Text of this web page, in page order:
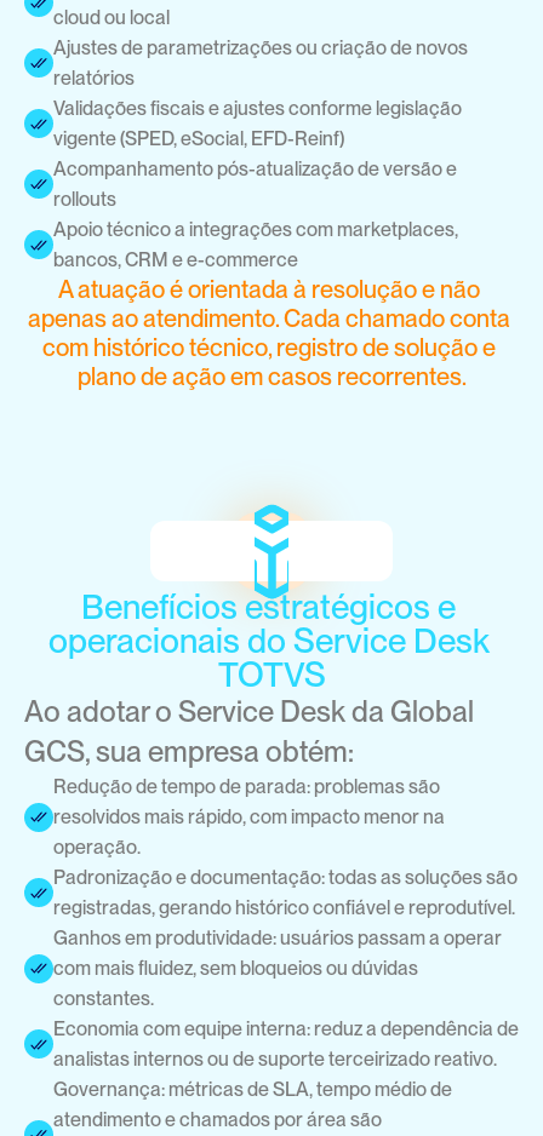
cloud ou local
Ajustes de parametrizações ou criação de novos
relatórios
Validações fiscais e ajustes conforme legislação
vigente (SPED, eSocial, EFD-Reinf)
Acompanhamento pós-atualização de versão e
rollouts
Apoio técnico a integrações com marketplaces,
bancos, CRM e e-commerce
A atuação é orientada à resolução e não
apenas ao atendimento. Cada chamado conta
com histórico técnico, registro de solução e
plano de ação em casos recorrentes.
Benefícios estratégicos e
operacionais do Service Desk
TOTVS
Ao adotar o Service Desk da Global
GCS, sua empresa obtém:
Redução de tempo de parada: problemas são
resolvidos mais rápido, com impacto menor na
operação.
Padronização e documentação: todas as soluções são
registradas, gerando histórico confiável e reprodutível.
Ganhos em produtividade: usuários passam a operar
com mais fluidez, sem bloqueios ou dúvidas
constantes.
Economia com equipe interna: reduz a dependência de
analistas internos ou de suporte terceirizado reativo.
Governança: métricas de SLA, tempo médio de
atendimento e chamados por área são